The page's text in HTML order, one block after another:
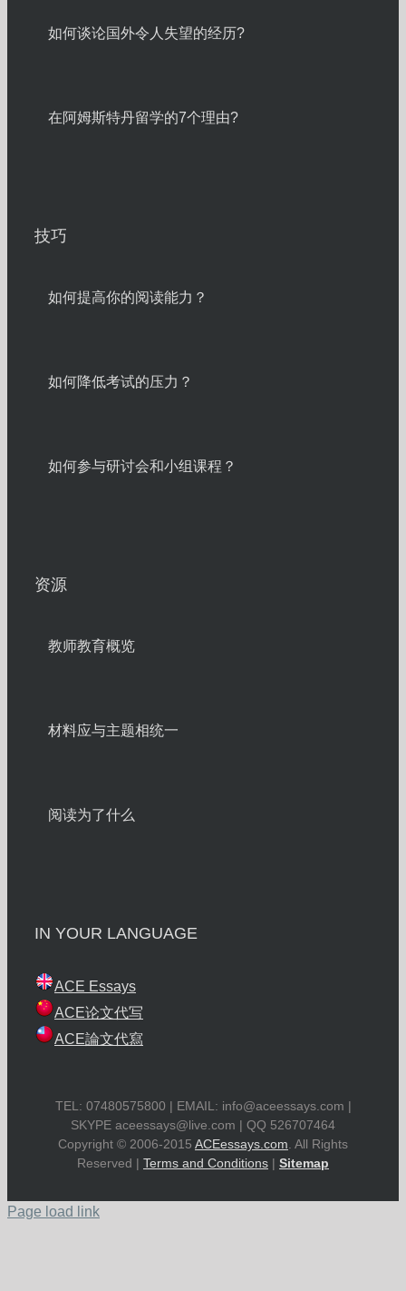
如何谈论国外令人失望的经历?
在阿姆斯特丹留学的7个理由?
技巧
如何提高你的阅读能力？
如何降低考试的压力？
如何参与研讨会和小组课程？
资源
教师教育概览
材料应与主题相统一
阅读为了什么
IN YOUR LANGUAGE
ACE Essays
ACE论文代写
ACE論文代寫
TEL: 07480575800 | EMAIL: info@aceessays.com |
SKYPE aceessays@live.com | QQ 526707464
Copyright © 2006-2015 ACEessays.com . All Rights
Reserved | Terms and Conditions | Sitemap
Page load link